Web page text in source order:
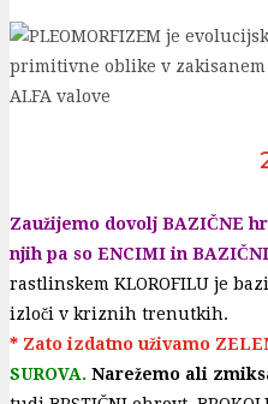
Zaužijemo dovolj BAZIČNE
njih pa so ENCIMI in
rastlinskem KLOROFILU je
izloči v kriznih trenutkih.
* Zato izdatno uživamo
SUROVA. Narežemo ali